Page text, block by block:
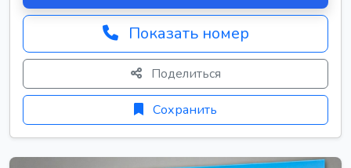
Показать номер
Поделиться
Сохранить